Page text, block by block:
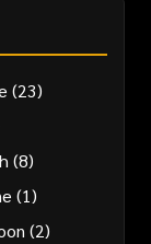
(23)
(8)
(1)
(2)